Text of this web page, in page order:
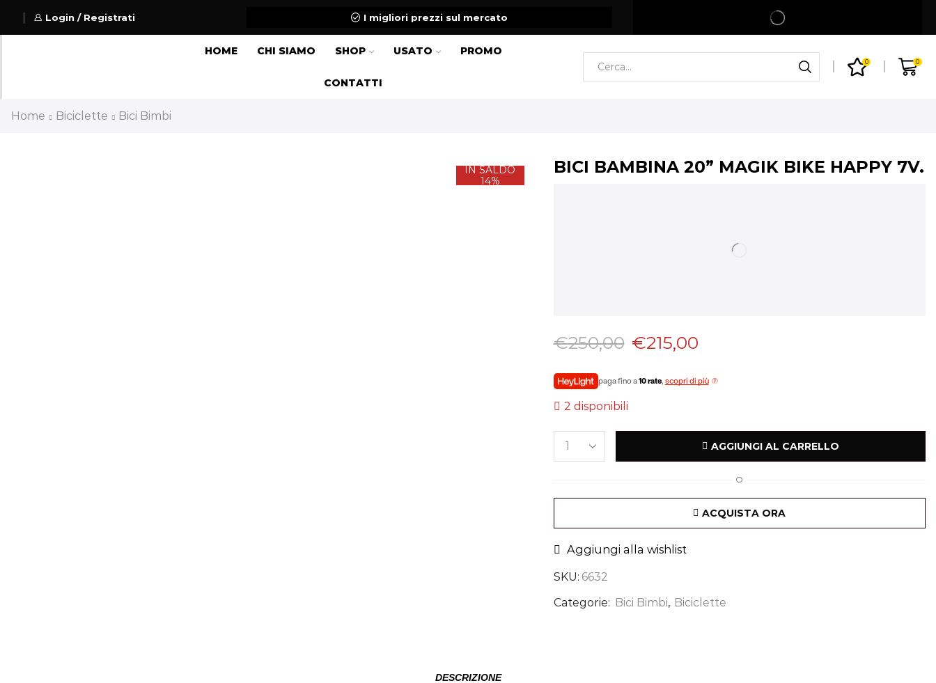
Login / Registrati I migliori prezzi sul mercato Spedizione gratuita per ordini superiori a 99€
HOME CHI SIAMO SHOP USATO PROMO
CONTATTI
0 0
Home Biciclette Bici Bimbi
IN SALDO
14%
BICI BAMBINA 20” MAGIK BIKE HAPPY 7V.
€250,00 €215,00
paga fino a10 rate, scopri di più
2 disponibili
AGGIUNGI AL CARRELLO
O
ACQUISTA ORA
Aggiungi alla wishlist
SKU: 6632
Categorie: Bici Bimbi, Biciclette
DESCRIZIONE